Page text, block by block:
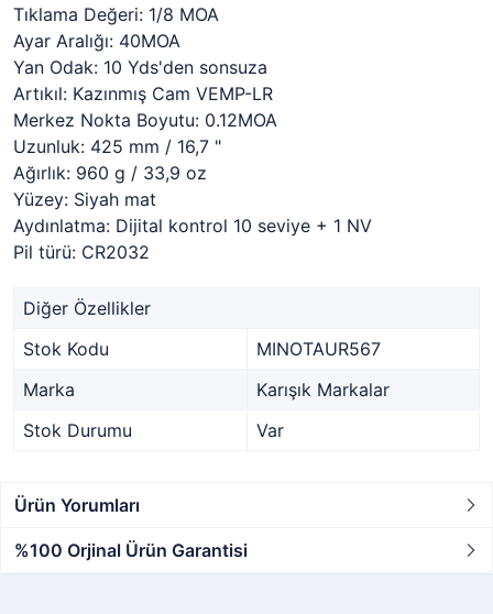
Tıklama Değeri: 1/8 MOA
Ayar Aralığı: 40MOA
Yan Odak: 10 Yds'den sonsuza
Artıkıl: Kazınmış Cam VEMP-LR
Merkez Nokta Boyutu: 0.12MOA
Uzunluk: 425 mm / 16,7 "
Ağırlık: 960 g / 33,9 oz
Yüzey: Siyah mat
Aydınlatma: Dijital kontrol 10 seviye + 1 NV
Pil türü: CR2032
Diğer Özellikler
Stok Kodu
MINOTAUR567
Marka
Karışık Markalar
Stok Durumu
Var
Ürün Yorumları
%100 Orjinal Ürün Garantisi